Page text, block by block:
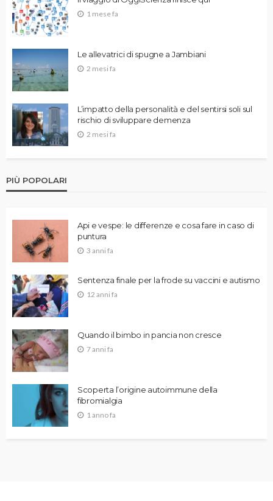
1 mese fa
Le allevatrici di spugne a Jambiani
2 mesi fa
L’impatto della personalità e del sentirsi soli sul
rischio di sviluppare demenza
2 mesi fa
PIÙ POPOLARI
Api e vespe: le differenze e cosa fare in caso di
puntura
3 anni fa
Sentenza finale per la frode su vaccini e autismo
12 anni fa
Quando il bimbo in pancia non cresce
7 anni fa
Scoperta l’origine autoimmune della
fibromialgia
1 anno fa